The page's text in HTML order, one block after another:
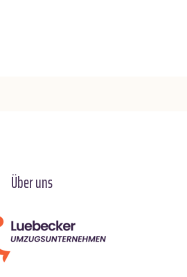
Über uns